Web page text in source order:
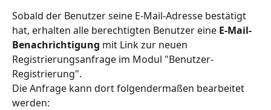
Sobald der Benutzer seine E-Mail-Adresse bestätigt
hat, erhalten alle berechtigten Benutzer eine E-Mail-
Benachrichtigung mit Link zur neuen
Registrierungsanfrage im Modul "Benutzer-
Registrierung".
Die Anfrage kann dort folgendermaßen bearbeitet
werden: